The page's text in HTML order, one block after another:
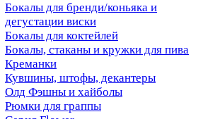
Бокалы для бренди/коньяка и
дегустации виски
Бокалы для коктейлей
Бокалы, стаканы и кружки для пива
Креманки
Кувшины, штофы, декантеры
Олд Фэшны и хайболы
Рюмки для граппы